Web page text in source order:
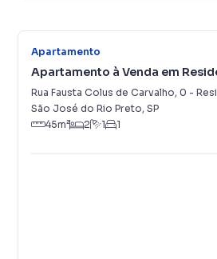
Apartamento
Apartamento à Venda em
Teles I
Rua Fausta Colus de Carvalho, 0 -
São José do Rio Preto, SP
45m² 2 1 1